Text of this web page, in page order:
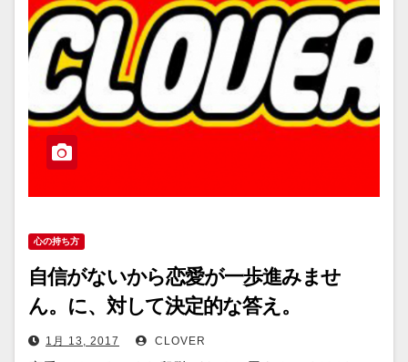
心の持ち方
自信がないから恋愛が一歩進みませ
ん。に、対して決定的な答え。
1月 13, 2017 CLOVER